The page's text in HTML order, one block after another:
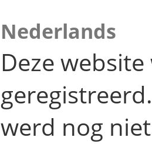
Nederlands
Deze
werd nog